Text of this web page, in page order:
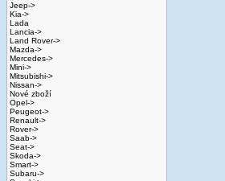
Jeep->
Kia->
Lada
Lancia->
Land Rover->
Mazda->
Mercedes->
Mini->
Mitsubishi->
Nissan->
Nové zboží
Opel->
Peugeot->
Renault->
Rover->
Saab->
Seat->
Skoda->
Smart->
Subaru->